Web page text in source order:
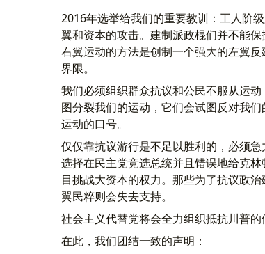
2016年选举给我们的重要教训：工人阶
翼和资本的攻击。建制派政棍们并不能
右翼运动的方法是创制一个强大的左翼
界限。
我们必须组织群众抗议和公民不服从运
图分裂我们的运动，它们会试图反对我
运动的口号。
仅仅靠抗议游行是不足以胜利的，必须
选择在民主党竞选总统并且错误地给克
目挑战大资本的权力。那些为了抗议政
翼民粹则会失去支持。
社会主义代替党将会全力组织抵抗川普
在此，我们团结一致的声明：